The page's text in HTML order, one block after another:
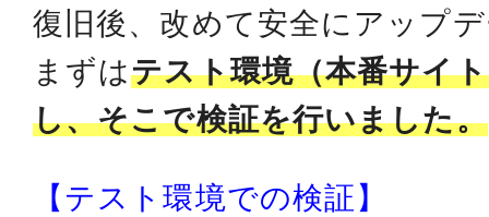
復旧後、改めて安全にアップ
まずはテスト環境（本番サイ
し、そこで検証を行いました。
【テスト環境での検証】